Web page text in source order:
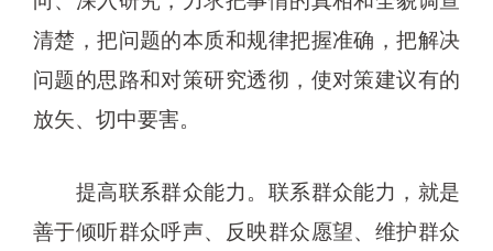
清楚，把问题的本质和规律把握准确，把解决
问题的思路和对策研究透彻，使对策建议有的
放矢、切中要害。
提高联系群众能力。联系群众能力，就是
善于倾听群众呼声、反映群众愿望、维护群众